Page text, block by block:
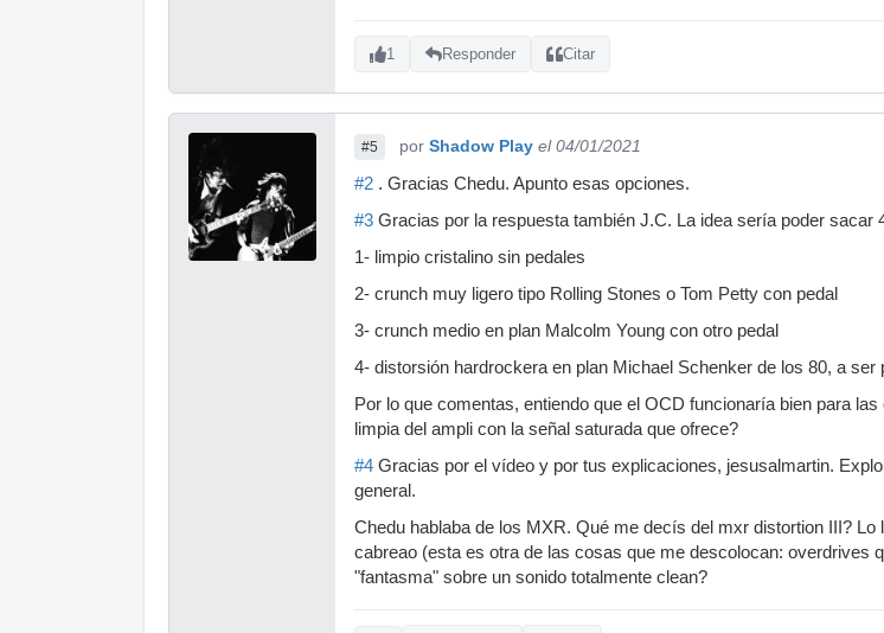
1 Responder Citar
#5 por Shadow Play el 04/01/2021
#2 . Gracias Chedu. Apunto esas opciones.
#3 Gracias por la respuesta también J.C. La idea sería poder sacar
1- limpio cristalino sin pedales
2- crunch muy ligero tipo Rolling Stones o Tom Petty con pedal
3- crunch medio en plan Malcolm Young con otro pedal
4- distorsión hardrockera en plan Michael Schenker de los 80, a
Por lo que comentas, entiendo que el OCD funcionaría bien para
limpia del ampli con la señal saturada que ofrece?
#4 Gracias por el vídeo y por tus explicaciones, jesusalmartin.
general.
Chedu hablaba de los MXR. Qué me decís del mxr distortion III?
cabreao (esta es otra de las cosas que me descolocan: overdrives
"fantasma" sobre un sonido totalmente clean?